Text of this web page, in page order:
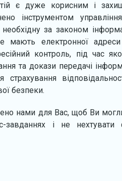
є дуже корисним і
інструментом
за законом
мають електронної
контроль, під час
та докази передачі
безпеки.
нами для Вас, щоб Ви
завданнях і не